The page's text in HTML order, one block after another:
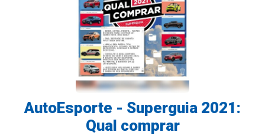
AutoEsporte - Superguia 2021:
Qual comprar